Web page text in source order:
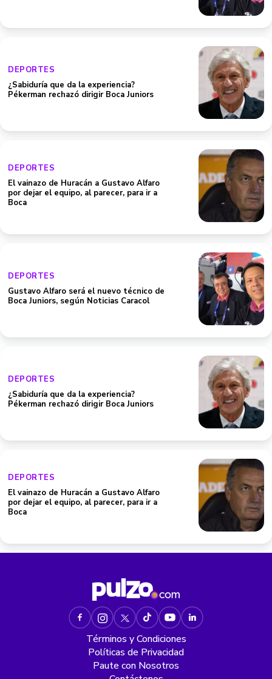
DEPORTES
¿Sabiduría que da la experiencia?
Pékerman rechazó dirigir Boca Juniors
DEPORTES
El vainazo de Huracán a Gustavo Alfaro
por dejar el equipo, al parecer, para ir a
Boca
DEPORTES
Gustavo Alfaro será el nuevo técnico de
Boca Juniors, según Noticias Caracol
DEPORTES
¿Sabiduría que da la experiencia?
Pékerman rechazó dirigir Boca Juniors
DEPORTES
El vainazo de Huracán a Gustavo Alfaro
por dejar el equipo, al parecer, para ir a
Boca
Términos y Condiciones
Políticas de Privacidad
Paute con Nosotros